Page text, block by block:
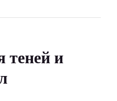
теней и